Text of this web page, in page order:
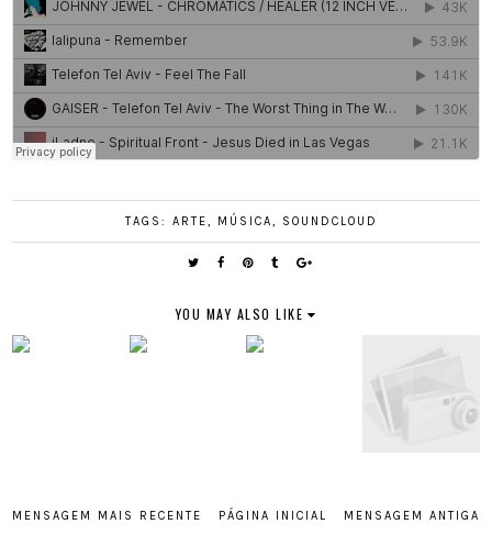
TAGS: ARTE, MÚSICA, SOUNDCLOUD
YOU MAY ALSO LIKE
MENSAGEM MAIS RECENTE MENSAGEM ANTIGA
PÁGINA INICIAL